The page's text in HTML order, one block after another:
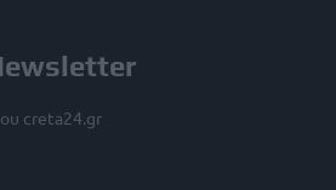
creta24.gr